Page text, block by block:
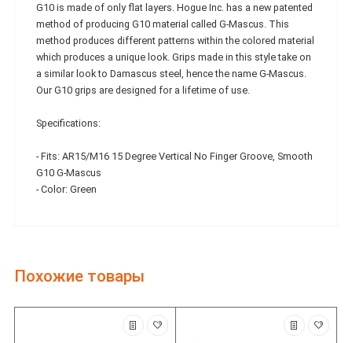
G10 is made of only flat layers. Hogue Inc. has a new patented
method of producing G10 material called G-Mascus. This
method produces different patterns within the colored material
which produces a unique look. Grips made in this style take on
a similar look to Damascus steel, hence the name G-Mascus.
Our G10 grips are designed for a lifetime of use.
Specifications:
- Fits: AR15/M16 15 Degree Vertical No Finger Groove, Smooth
G10 G-Mascus
- Color: Green
Похожие товары